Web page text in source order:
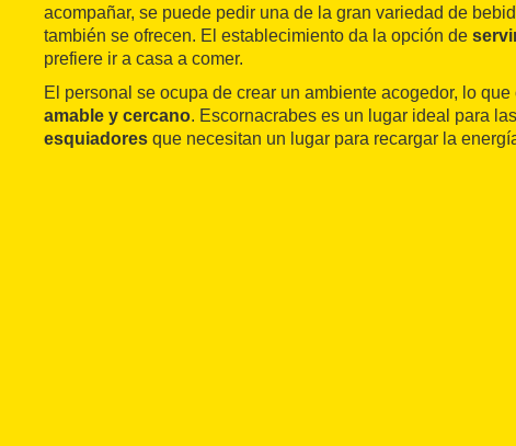
acompañar, se puede pedir una de la gran variedad de
también se ofrecen. El establecimiento da la opción de
prefiere ir a casa a comer.
El personal se ocupa de crear un ambiente acogedor, lo
amable y cercano. Escornacrabes es un lugar ideal para
esquiadores que necesitan un lugar para recargar la